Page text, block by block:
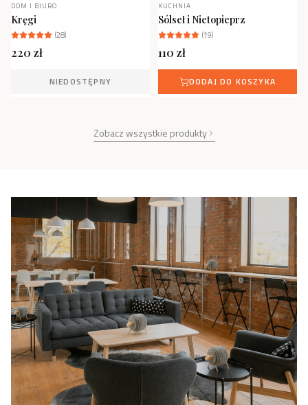
NIEDOSTĘPNY
DOM I BIURO
Kręgi
(28)
220 zł
NIEDOSTĘPNY
NOWOŚĆ
KUCHNIA
Sólseł i Nietopieprz
(19)
110 zł
DODAJ DO KOSZYKA
Zobacz wszystkie produkty